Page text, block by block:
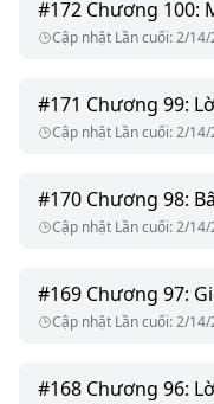
#172 Chương 100:
Cập nhật Lần cuối:2/14/
#171 Chương 99:
Cập nhật Lần cuối:2/14/
#170 Chương 98:
Cập nhật Lần cuối:2/14/
#169 Chương 97:
Cập nhật Lần cuối:2/14/
#168 Chương 96: